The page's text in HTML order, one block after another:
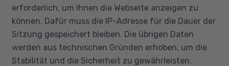
erforderlich, um Ihnen die Webseite anzeigen zu
können. Dafür muss die IP-Adresse für die Dauer der
Sitzung gespeichert bleiben. Die übrigen Daten
werden aus technischen Gründen erhoben, um die
Stabilität und die Sicherheit zu gewährleisten.